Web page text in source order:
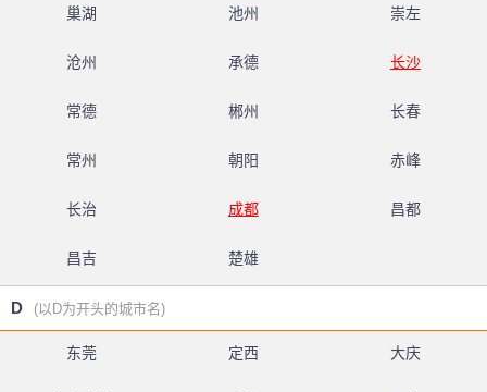
巢湖 池州 崇左
沧州 承德 长沙
常德 郴州 长春
常州 朝阳 赤峰
长治 成都 昌都
昌吉 楚雄
D (以D为开头的城市名)
东莞 定西 大庆